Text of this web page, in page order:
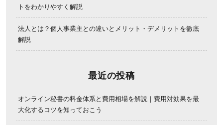
トをわかりやすく解説
法人とは？個人事業主との違いとメリット・デメリットを徹底
解説
最近の投稿
オンライン秘書の料金体系と費用相場を解説｜費用対効果を最
大化するコツを知っておこう